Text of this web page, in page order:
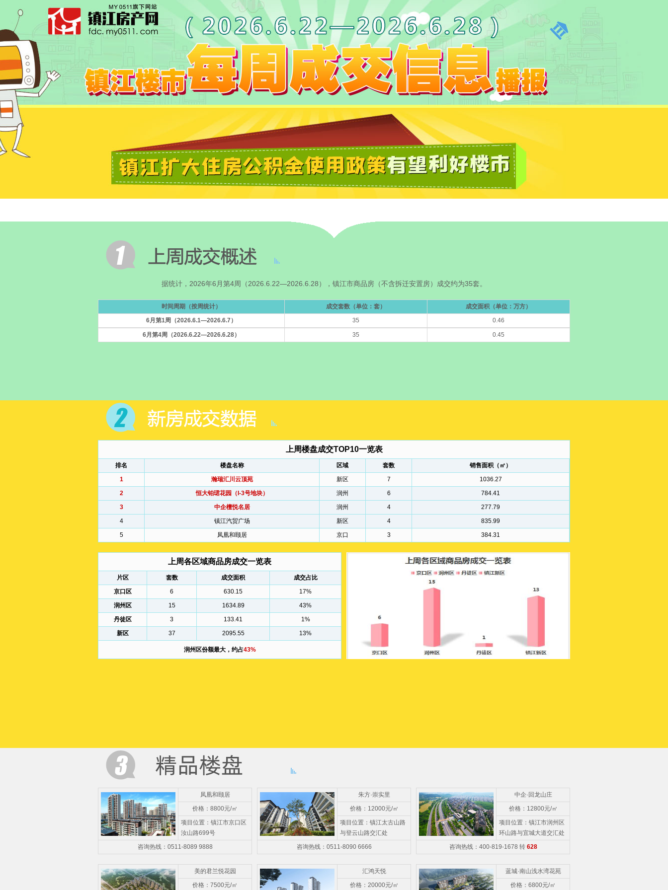
据统计，2026年6月第4周（2026.6.22—2026.6.28），镇江市商品房（不含拆迁安置房）成交约为35套。
时间周期（按周统计） 成交套数（单位：套）
成交面积（单位：万方）
6月第1周（2026.6.1—2026.6.7）
35 0.46
6月第4周（2026.6.22—2026.6.28） 35 0.45
上周楼盘成交TOP10一览表
排名 楼盘名称 区域 套数
销售面积（㎡）
1
瀚瑞汇川云顶苑 新区 7
1036.27
2
恒大铂珺花园（I-3号地块） 润州 6
784.41
3
中企檀悦名居 润州 4
277.79
4
镇江汽贸广场 新区 4
835.99
5
凤凰和颐居 京口 3 384.31
上周各区域商品房成交一览表
片区 套数 成交面积
成交占比
京口区
6 630.15
17%
润州区
15 1634.89
43%
丹徒区
3 133.41
1%
新区
37 2095.55 13%
润州区份额最大，约占43%
凤凰和颐居
价格：8800元/㎡
项目位置：镇江市京口区
汝山路699号
咨询热线：0511-8089 9888
朱方·崇实里
价格：12000元/㎡
项目位置：镇江太古山路
与登云山路交汇处
咨询热线：0511-8090 6666
中企·回龙山庄
价格：12800元/㎡
项目位置：镇江市润州区
环山路与宜城大道交汇处
咨询热线：400-819-1678 转 628
美的君兰悦花园
价格：7500元/㎡
汇鸿天悦
价格：20000元/㎡
蓝城·南山浅水湾花苑
价格：6800元/㎡